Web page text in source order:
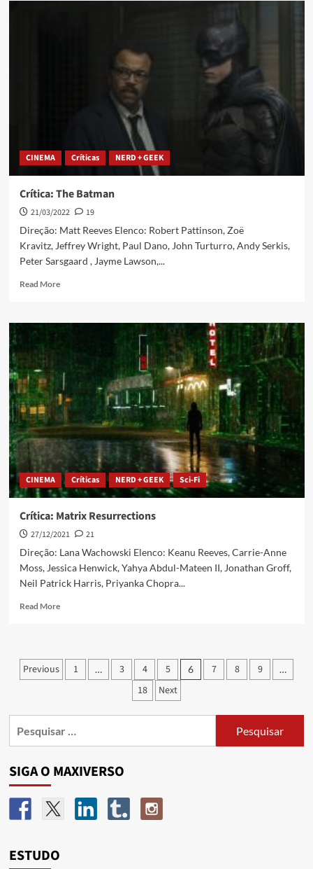
CINEMA Críticas NERD + GEEK
Crítica: The Batman
21/03/2022
19
Direção: Matt Reeves Elenco: Robert Pattinson, Zoë
Kravitz, Jeffrey Wright, Paul Dano, John Turturro, Andy Serkis,
Peter Sarsgaard , Jayme Lawson,...
Read More
CINEMA Críticas NERD + GEEK Sci-Fi
Crítica: Matrix Resurrections
27/12/2021
21
Direção: Lana Wachowski Elenco: Keanu Reeves, Carrie-Anne
Moss, Jessica Henwick, Yahya Abdul-Mateen II, Jonathan Groff,
Neil Patrick Harris, Priyanka Chopra...
Read More
Previous 1 … 3 4 5 6 7 8 9 …
18 Next
SIGA O MAXIVERSO
ESTUDO